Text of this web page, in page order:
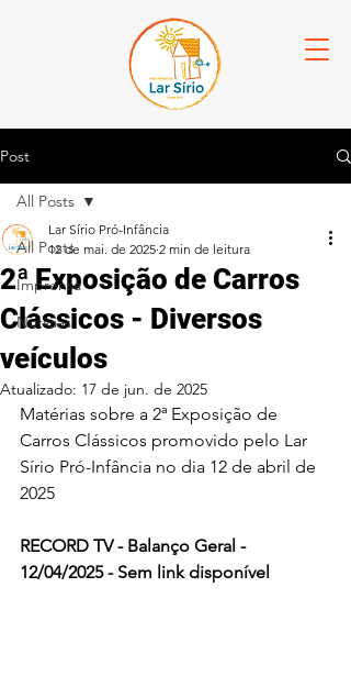
Post
All Posts
Imprensa
Notícias
All Posts
2ª Exposição de Carros
Clássicos - Diversos
veículos
Lar Sírio Pró-Infância
12 de mai. de 2025 2 min de leitura
Atualizado: 17 de jun. de 2025
Matérias sobre a 2ª Exposição de
Carros Clássicos promovido pelo Lar
Sírio Pró-Infância no dia 12 de abril de
2025
RECORD TV - Balanço Geral -
12/04/2025 - Sem link disponível